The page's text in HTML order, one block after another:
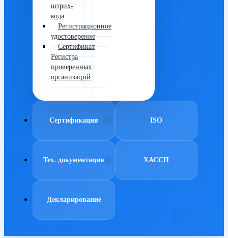
штрих-
кода
Регистрационное
удостоверение
Сертификат
Регистра
проверенных
организаций
Сертификация ISO
Тех. документация ХАССП
Декларирование